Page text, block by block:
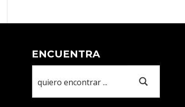
ENCUENTRA